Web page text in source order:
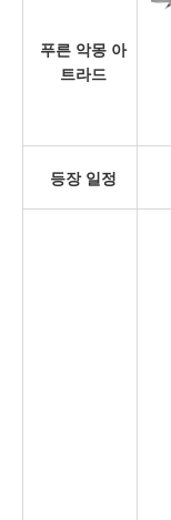
푸른 악몽 아
트라드
등장 일정